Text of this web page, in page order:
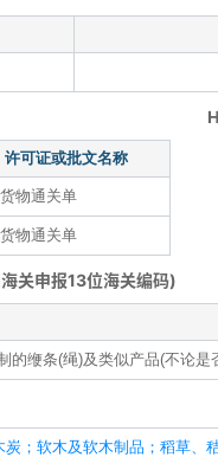
许可证或批文名称
物通关单
物通关单
关申报13位海关编码)
的缏条(绳)及类似产品(不论是
；软木及软木制品；稻草、